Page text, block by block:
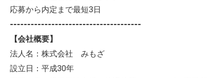
応募から内定まで最短3日
--------------------------------------
【会社概要】
法人名：株式会社 みもざ
設立日：平成30年